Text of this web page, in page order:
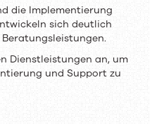
die Implementierung
sich deutlich
Dienstleistungen an, um
und Support zu